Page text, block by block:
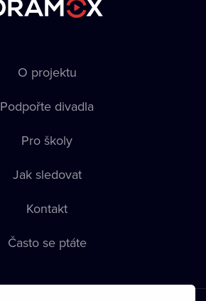
O projektu
Podpořte divadla
Pro školy
Jak sledovat
Kontakt
Často se ptáte